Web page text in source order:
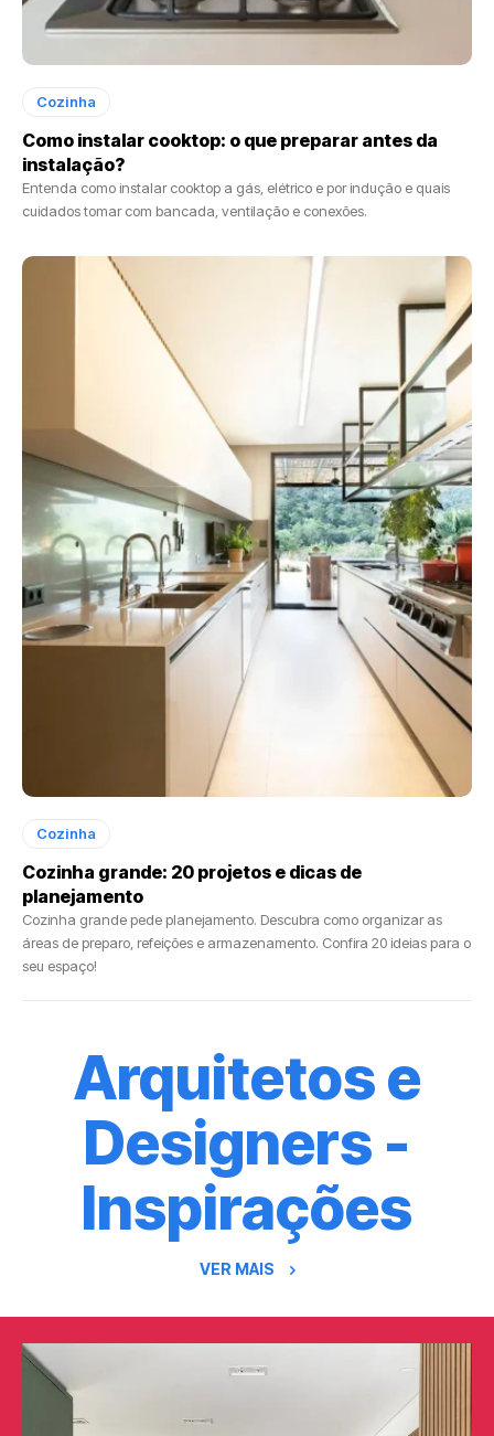
Cozinha
Como instalar cooktop: o que preparar antes da
instalação?
Entenda como instalar cooktop a gás, elétrico e por indução e quais
cuidados tomar com bancada, ventilação e conexões.
Cozinha
Cozinha grande: 20 projetos e dicas de
planejamento
Cozinha grande pede planejamento. Descubra como organizar as
áreas de preparo, refeições e armazenamento. Confira 20 ideias para o
seu espaço!
Arquitetos e
Designers -
Inspirações
VER MAIS